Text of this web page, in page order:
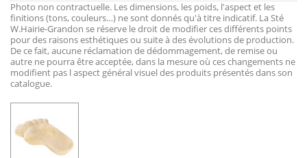
Photo non contractuelle. Les dimensions, les poids, l'aspect et les
finitions (tons, couleurs…) ne sont donnés qu'à titre indicatif. La Sté
W.Hairie-Grandon se réserve le droit de modifier ces différents points
pour des raisons esthétiques ou suite à des évolutions de production.
De ce fait, aucune réclamation de dédommagement, de remise ou
autre ne pourra être acceptée, dans la mesure où ces changements ne
modifient pas l aspect général visuel des produits présentés dans son
catalogue.